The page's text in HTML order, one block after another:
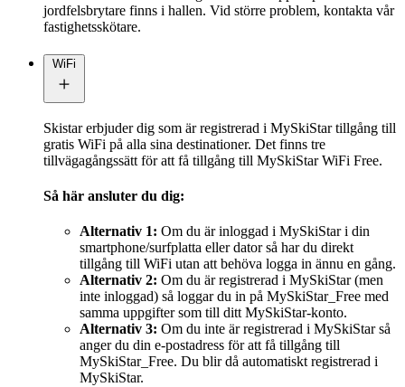
jordfelsbrytare finns i hallen. Vid större problem, kontakta vår
fastighetsskötare.
WiFi
Skistar erbjuder dig som är registrerad i MySkiStar tillgång till
gratis WiFi på alla sina destinationer. Det finns tre
tillvägagångssätt för att få tillgång till MySkiStar WiFi Free.
Så här ansluter du dig:
Alternativ 1: Om du är inloggad i MySkiStar i din
smartphone/surfplatta eller dator så har du direkt
tillgång till WiFi utan att behöva logga in ännu en gång.
Alternativ 2: Om du är registrerad i MySkiStar (men
inte inloggad) så loggar du in på MySkiStar_Free med
samma uppgifter som till ditt MySkiStar-konto.
Alternativ 3: Om du inte är registrerad i MySkiStar så
anger du din e-postadress för att få tillgång till
MySkiStar_Free. Du blir då automatiskt registrerad i
MySkiStar.